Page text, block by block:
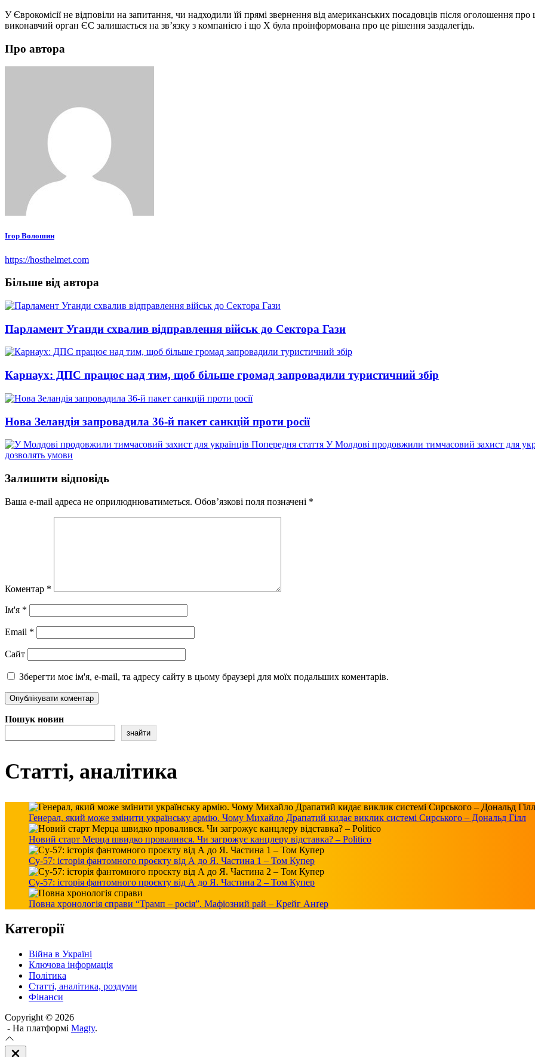
У Єврокомісії не відповіли на запитання, чи надходили їй прямі звернення від американських посадовців після оголошення
виконавчий орган ЄС залишається на зв’язку з компанією і що X була проінформована про це рішення заздалегідь.
Про автора
Ігор Волошин
https://hosthelmet.com
Більше від автора
Парламент Уганди схвалив відправлення військ до Сектора Гази
Карнаух: ДПС працює над тим, щоб більше громад запровадили туристичний збір
Нова Зеландія запровадила 36-й пакет санкцій проти росії
Попередня стаття Попередній
У Молдові продовжили тимчасовий захист для
дозволять умови
Залишити відповідь
Ваша e-mail адреса не оприлюднюватиметься. Обов’язкові поля позначені *
Коментар *
Ім'я *
Email *
Сайт
Зберегти моє ім'я, e-mail, та адресу сайту в цьому браузері для моїх подальших коментарів.
Пошук новин
знайти
Статті, аналітика
Генерал, який може змінити українську армію. Чому Михайло Драпатий кидає виклик системі Сирського – Дональд Гілл
Новий старт Мерца швидко провалився. Чи загрожує канцлеру відставка? – Politico
Су-57: історія фантомного проєкту від А до Я. Частина 1 – Том Купер
Су-57: історія фантомного проєкту від А до Я. Частина 2 – Том Купер
Повна хронологія справи “Трамп – росія”. Мафіозний рай – Крейг Анґер
Категорії
Війна в Україні
Ключова інформація
Політика
Статті, аналітика, роздуми
Фінанси
Copyright © 2026
- На платформі Magty.
Закрити